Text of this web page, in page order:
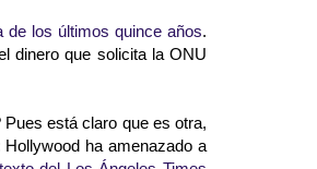
de los últimos quince años.
dinero que solicita la ONU
está claro que es otra,
ha amenazado a